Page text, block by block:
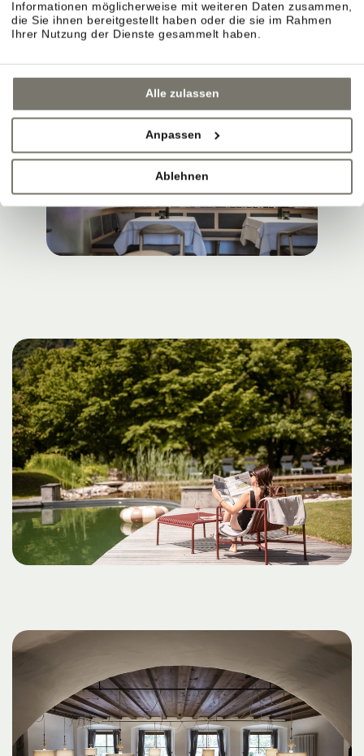
Informationen möglicherweise mit weiteren Daten zusammen,
die Sie ihnen bereitgestellt haben oder die sie im Rahmen
Ihrer Nutzung der Dienste gesammelt haben.
Alle zulassen
Anpassen
Ablehnen